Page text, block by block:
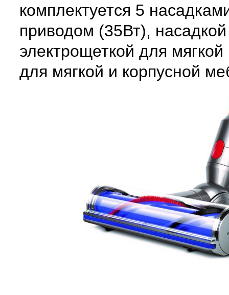
комплектуется 5
приводом (35Вт),
электрощеткой для
для мягкой и корпусной